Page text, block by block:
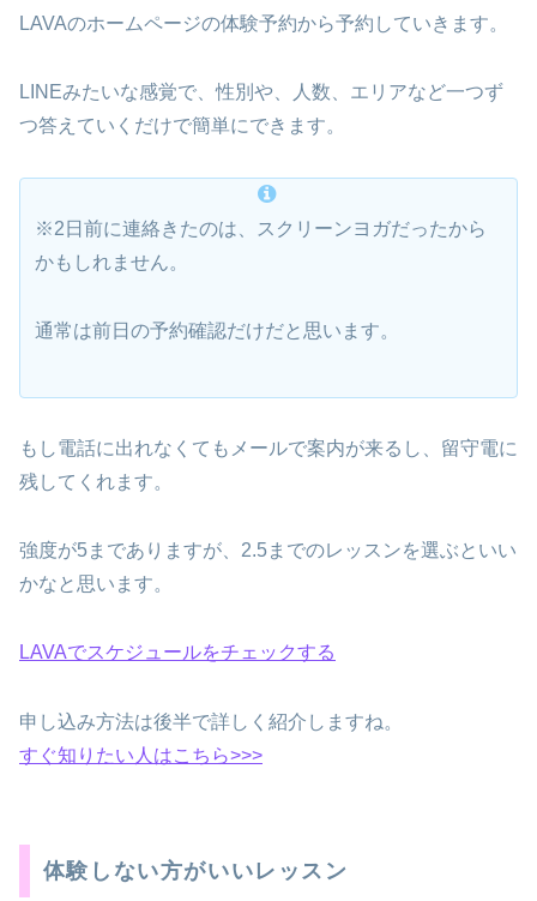
LAVAのホームページの体験予約から予約していきます。
LINEみたいな感覚で、性別や、人数、エリアなど一つず
つ答えていくだけで簡単にできます。
※2日前に連絡きたのは、スクリーンヨガだったから
かもしれません。
通常は前日の予約確認だけだと思います。
もし電話に出れなくてもメールで案内が来るし、留守電に
残してくれます。
強度が5までありますが、2.5までのレッスンを選ぶといい
かなと思います。
LAVAでスケジュールをチェックする
申し込み方法は後半で詳しく紹介しますね。
すぐ知りたい人はこちら>>>
体験しない方がいいレッスン